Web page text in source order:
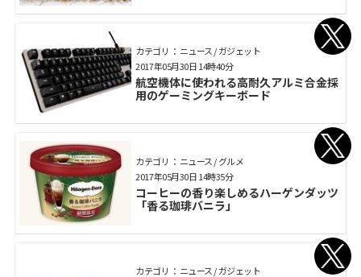
カテゴリ： ニュース / ガジェット
航空機体に使われる高耐久アルミ合金採
用のゲーミングキーボード
2017年05月30日 14時40分
カテゴリ： ニュース / グルメ
コーヒーの香り楽しめるハーゲンダッツ
「香る珈琲バニラ」
2017年05月30日 14時35分
カテゴリ： ニュース / ガジェット